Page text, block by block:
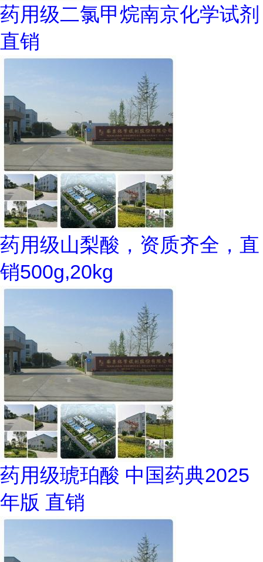
药用级二氯甲烷南京化学试剂
直销
药用级山梨酸，资质齐全，直
销500g,20kg
药用级琥珀酸 中国药典2025
年版 直销